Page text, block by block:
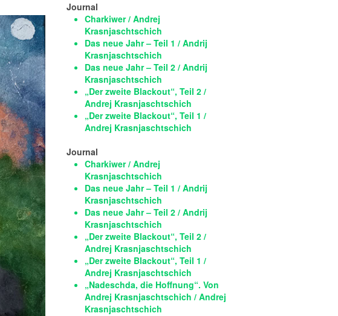
Journal
Charkiwer / Andrej
Krasnjaschtschich
Das neue Jahr – Teil 1 / Andrij
Krasnjaschtschich
Das neue Jahr – Teil 2 / Andrij
Krasnjaschtschich
„Der zweite Blackout“, Teil 2 /
Andrej Krasnjaschtschich
„Der zweite Blackout“, Teil 1 /
Andrej Krasnjaschtschich
Journal
Charkiwer / Andrej
Krasnjaschtschich
Das neue Jahr – Teil 1 / Andrij
Krasnjaschtschich
Das neue Jahr – Teil 2 / Andrij
Krasnjaschtschich
„Der zweite Blackout“, Teil 2 /
Andrej Krasnjaschtschich
„Der zweite Blackout“, Teil 1 /
Andrej Krasnjaschtschich
„Nadeschda, die Hoffnung“. Von
Andrej Krasnjaschtschich / Andrej
Krasnjaschtschich